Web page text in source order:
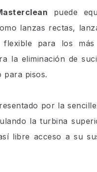
puede
lanzas rectas,
para los
la eliminación de
para pisos.
por la
la turbina
libre acceso a su